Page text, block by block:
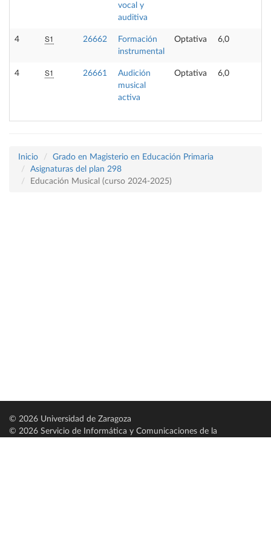
vocal y
auditiva
4 S1 26662
Formación
instrumental
Optativa 6,0
4 S1 26661
Audición
musical
activa
Optativa 6,0
Inicio
Grado en Magisterio en Educación Primaria
Asignaturas del plan 298
Educación Musical (curso 2024-2025)
© 2026 Universidad de Zaragoza
© 2026 Servicio de Informática y Comunicaciones de la